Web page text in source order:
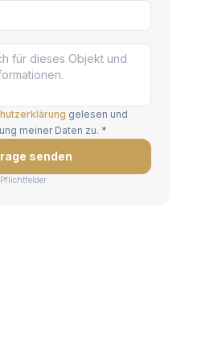
gelesen und
meiner Daten zu. *
senden